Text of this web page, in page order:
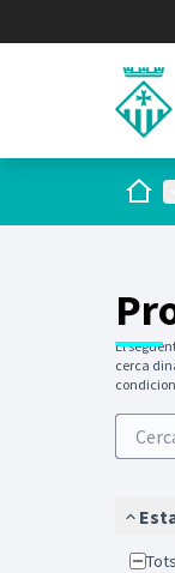
Inici
El
cerca
Tots